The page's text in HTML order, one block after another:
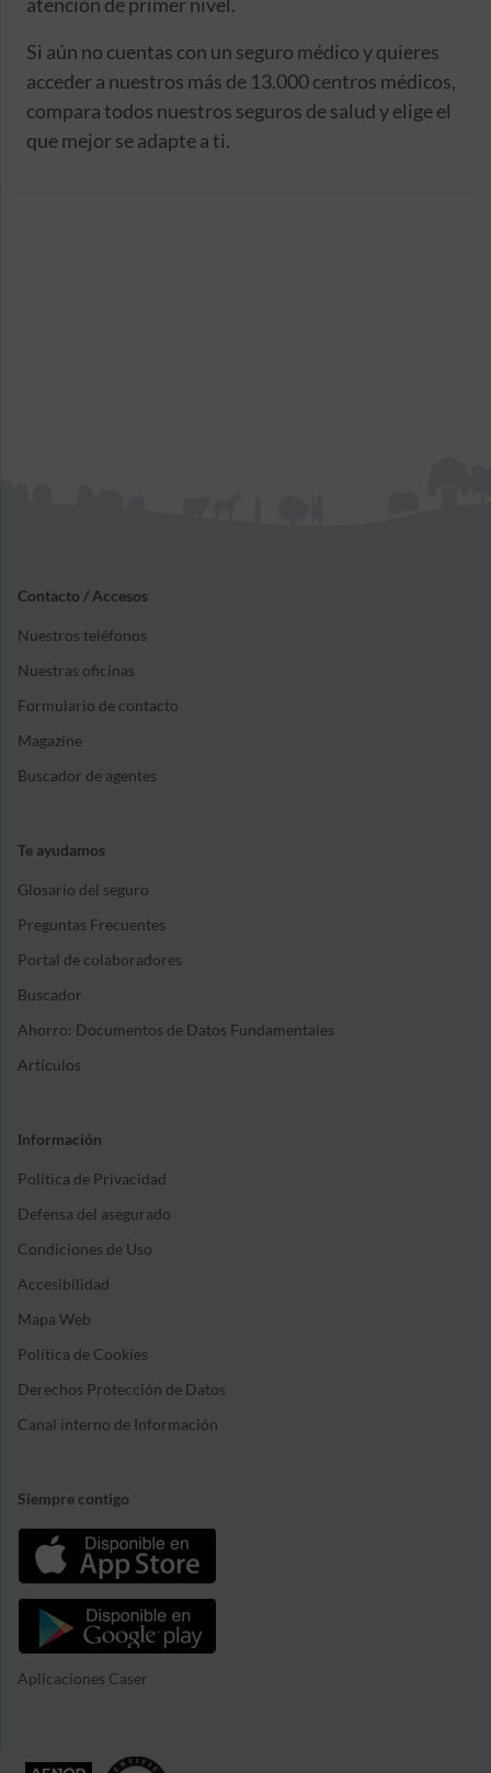
Si aún no cuentas con un seguro médico y quieres
acceder a nuestros más de 13.000 centros médicos,
compara todos nuestros seguros de salud y elige el
que mejor se adapte a ti.
Contacto / Accesos
Nuestros teléfonos
Nuestras oficinas
Formulario de contacto
Magazine
Buscador de agentes
Te ayudamos
Glosario del seguro
Preguntas Frecuentes
Portal de colaboradores
Buscador
Ahorro: Documentos de Datos Fundamentales
Artículos
Información
Política de Privacidad
Defensa del asegurado
Condiciones de Uso
Accesibilidad
Mapa Web
Política de Cookies
Derechos Protección de Datos
Canal interno de Información
Siempre contigo
Aplicaciones Caser